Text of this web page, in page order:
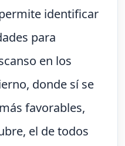
identificar
para
en los
donde sí se
favorables,
el de todos